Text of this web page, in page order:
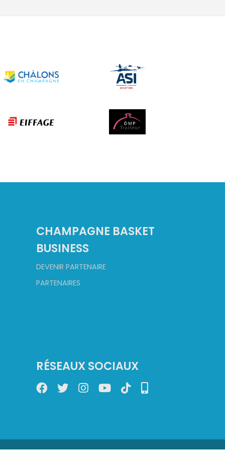
CHAMPAGNE BASKET
BUSINESS
DEVENIR PARTENAIRE
PARTENAIRES
RÉSEAUX SOCIAUX